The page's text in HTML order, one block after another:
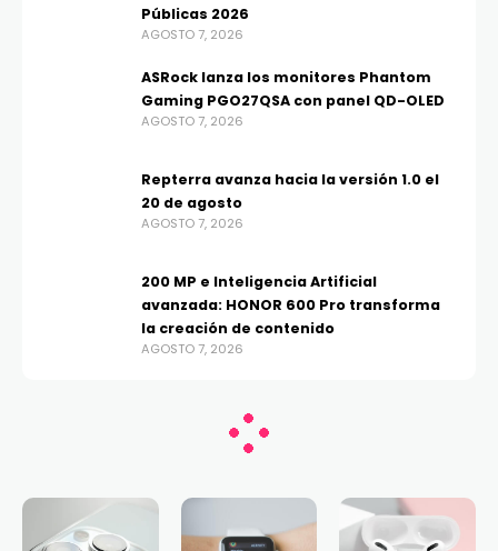
Públicas 2026
AGOSTO 7, 2026
ASRock lanza los monitores Phantom
Gaming PGO27QSA con panel QD-OLED
AGOSTO 7, 2026
Repterra avanza hacia la versión 1.0 el
20 de agosto
AGOSTO 7, 2026
200 MP e Inteligencia Artificial
avanzada: HONOR 600 Pro transforma
la creación de contenido
AGOSTO 7, 2026